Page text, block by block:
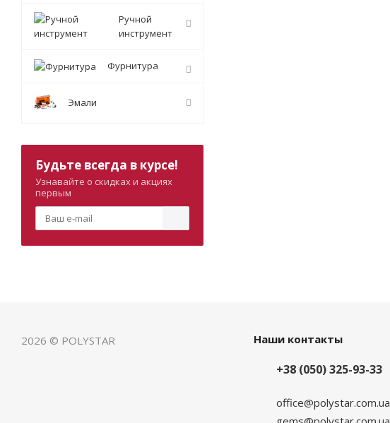
Ручной
инструмент
Фурнитура
Эмали
Будьте всегда в курсе!
Узнавайте о скидках и акциях
первым
2026 © POLYSTAR Наши контакты
+38 (050) 325-93-33
office@polystar.com.ua